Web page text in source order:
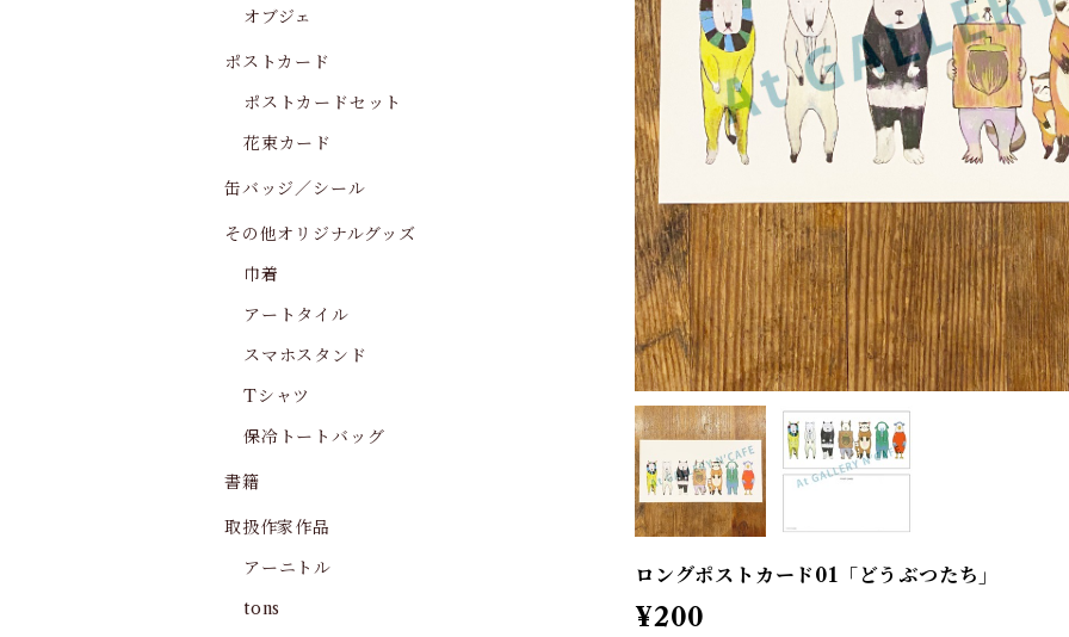
ロングポストカード01「どうぶつたち」
¥200
オブジェ
ポストカード
ポストカードセット
花束カード
缶バッジ／シール
その他オリジナルグッズ
巾着
アートタイル
スマホスタンド
Tシャツ
保冷トートバッグ
書籍
取扱作家作品
アーニトル
tons